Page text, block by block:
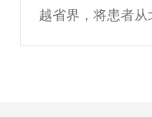
院以获得更专业
越省界，将患者
疗。这种跨省转